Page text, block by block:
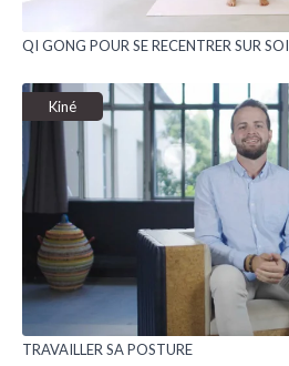
QI GONG POUR SE RECENTRER SUR SOI
Kiné
TRAVAILLER SA POSTURE